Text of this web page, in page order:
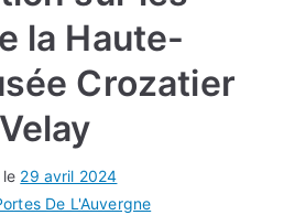
la Haute-
Crozatier
le 29 avril 2024
De L'Auvergne